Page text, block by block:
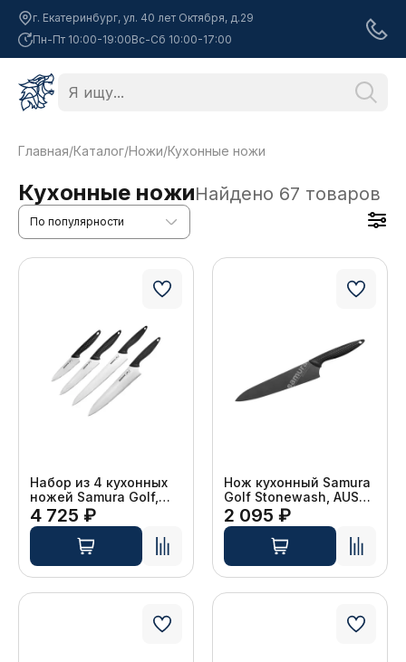
г. Екатеринбург, ул. 40 лет Октября, д.29
Пн-Пт 10:00-19:00Вс-Сб 10:00-17:00
Главная/Каталог/Ножи/Кухонные ножи
Кухонные ножиНайдено 67 товаров
По популярности
Набор из 4 кухонных
ножей Samura Golf,
AUS-8, чёрный
4 725 ₽
Нож кухонный Samura
Golf Stonewash, AUS-
8, 221 мм
2 095 ₽